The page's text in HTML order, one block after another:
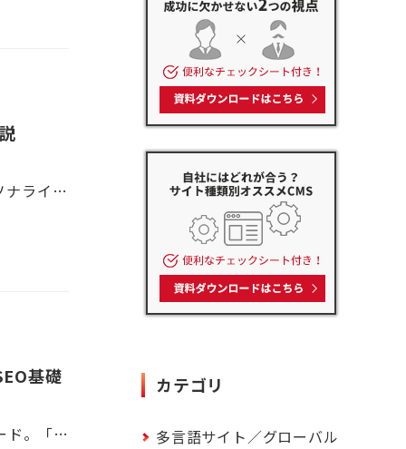
企業の競争が激化する中、顧客対応やリードの育成はより効率的かつパーソナライズされた方法が求められています。 その中でWeb接客ツールは見込み客との接点を増やし、商談や成約へと繋げたり、リアルタイムでの顧客対応を可能にし、売上向上や顧客満足度の向上に貢献するツールとして注目されています。 しかし、Web接客ツールにはさまざまな種類があり、効果的に活用するためには、その特徴や機能を理解することが重要です。本記事では、Web接客ツールとは何か、選定方法~活用方法まで、Web担当初心者さんでもわかりやすく解説します。
基礎
Web制作や運用に携わる人なら誰もが聞いたことがある「SEO」というワード。「検索エンジン最適化（Search Engine Optimization）」の略称で、Webサイトの集客力を高めるための施策です。 しかし、言葉は知っていてもどうすればSEO対策が上手くいくのか、そもそも何から始めるべきなのかをしっかりと把握できていない人もいると思います。 そこで今回はWeb担当初心者さんでもわかりやすく、SEO対策の基本と最初の一歩について紹介します！ これからWebサイトの制作をする方にも、運用のテコ入れを考えている方にも役立つ情報をお届けしますので、ぜひチェックしてみてください。
カテゴリ
多言語サイト／グローバル